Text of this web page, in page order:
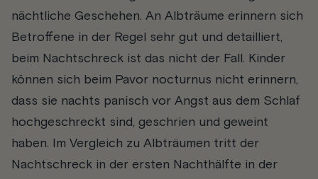
nächtliche Geschehen. An Albträume erinnern sich
Betroffene in der Regel sehr gut und detailliert,
beim Nachtschreck ist das nicht der Fall. Kinder
können sich beim Pavor nocturnus nicht erinnern,
dass sie nachts panisch vor Angst aus dem Schlaf
hochgeschreckt sind, geschrien und geweint
haben. Im Vergleich zu Albträumen tritt der
Nachtschreck in der ersten Nachthälfte in der